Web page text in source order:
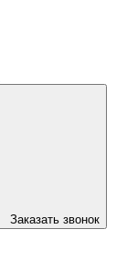
Заказать звонок